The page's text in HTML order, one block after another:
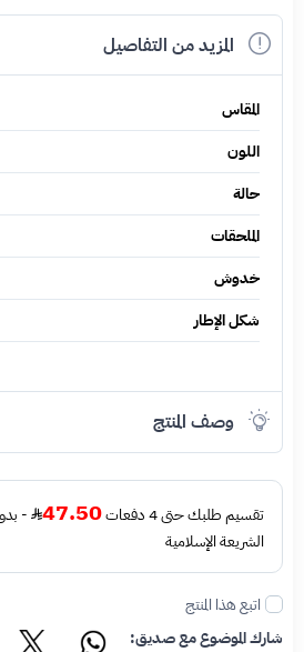
المزيد من التفاصيل
المقاس
اللون
حالة
الملحقات
خدوش
شكل الإطار
وصف المنتج
تقسيم طلبك حتى 4 دفعات 47.50
-
الشريعة الإسلامية
اتبع هذا المنتج
شارك الموضوع مع صديق: